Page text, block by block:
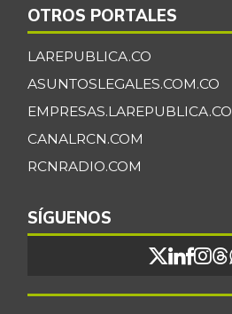
OTROS PORTALES
LAREPUBLICA.CO
ASUNTOSLEGALES.COM.CO
EMPRESAS.LAREPUBLICA.CO
CANALRCN.COM
RCNRADIO.COM
SÍGUENOS